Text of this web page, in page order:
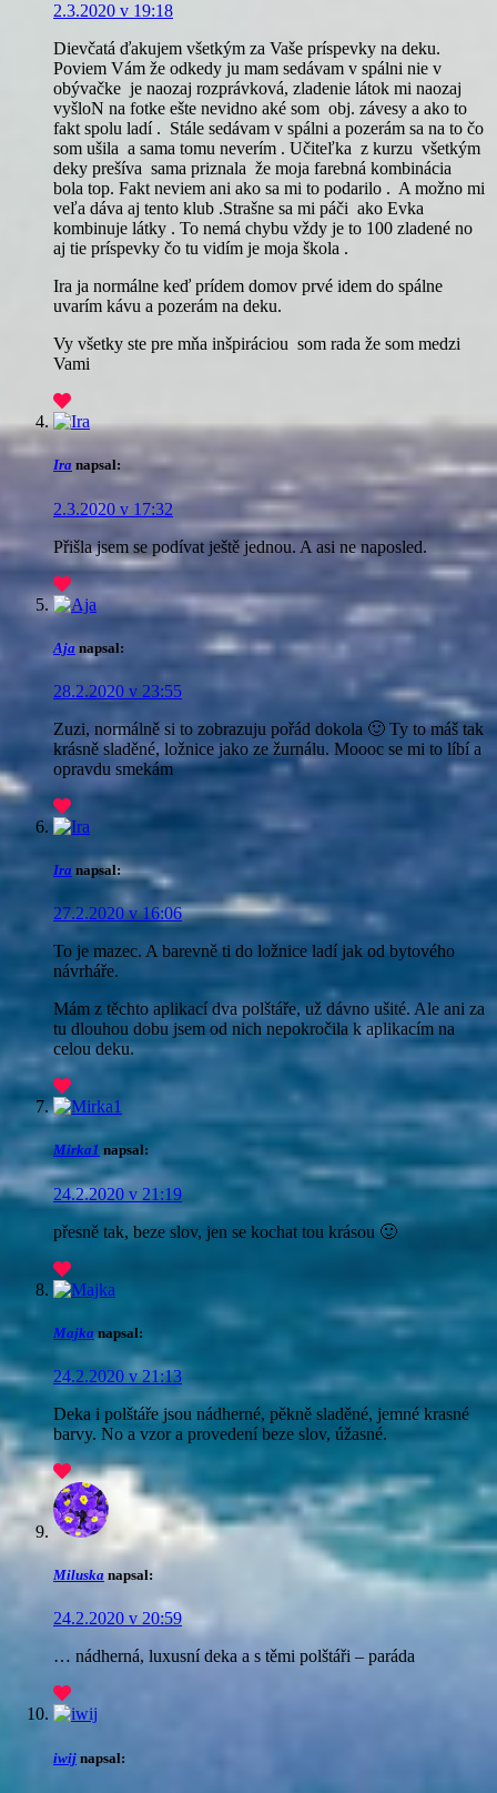
2.3.2020 v 19:18
Dievčatá ďakujem všetkým za Vaše príspevky na deku.
Poviem Vám že odkedy ju mam sedávam v spálni nie v
obývačke je naozaj rozprávková, zladenie látok mi naozaj
vyšloN na fotke ešte nevidno aké som obj. závesy a ako to
fakt spolu ladí . Stále sedávam v spálni a pozerám sa na to čo
som ušila a sama tomu neverím . Učiteľka z kurzu všetkým
deky prešíva sama priznala že moja farebná kombinácia
bola top. Fakt neviem ani ako sa mi to podarilo . A možno mi
veľa dáva aj tento klub .Strašne sa mi páči ako Evka
kombinuje látky . To nemá chybu vždy je to 100 zladené no
aj tie príspevky čo tu vidím je moja škola .
Ira ja normálne keď prídem domov prvé idem do spálne
uvarím kávu a pozerám na deku.
Vy všetky ste pre mňa inšpiráciou som rada že som medzi
Vami
Ira napsal:
2.3.2020 v 17:32
Přišla jsem se podívat ještě jednou. A asi ne naposled.
Aja napsal:
28.2.2020 v 23:55
Zuzi, normálně si to zobrazuju pořád dokola 🙂 Ty to máš tak
krásně sladěné, ložnice jako ze žurnálu. Moooc se mi to líbí a
opravdu smekám
Ira napsal:
27.2.2020 v 16:06
To je mazec. A barevně ti do ložnice ladí jak od bytového
návrháře.
Mám z těchto aplikací dva polštáře, už dávno ušité. Ale ani za
tu dlouhou dobu jsem od nich nepokročila k aplikacím na
celou deku.
Mirka1 napsal:
24.2.2020 v 21:19
přesně tak, beze slov, jen se kochat tou krásou 🙂
Majka napsal:
24.2.2020 v 21:13
Deka i polštáře jsou nádherné, pěkně sladěné, jemné krasné
barvy. No a vzor a provedení beze slov, úžasné.
Miluska napsal:
24.2.2020 v 20:59
… nádherná, luxusní deka a s těmi polštáři – paráda
iwij napsal: